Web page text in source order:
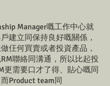
Manager嘅工作中心就
建立同保持良好嘅關係，
仼何買賣或者投資產品，
聯絡同溝通，所以比起投
更需要口才了得、貼心嘅同
Product team同